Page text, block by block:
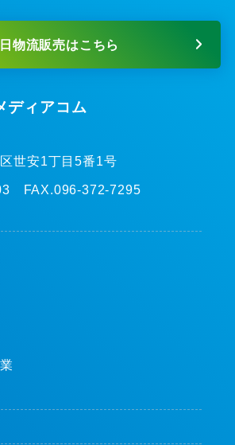
物流販売はこちら
ディアコム
世安1丁目5番1号
FAX.096-372-7295